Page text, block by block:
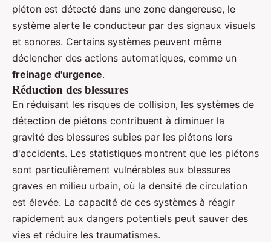
piéton est détecté dans une zone dangereuse, le
système alerte le conducteur par des signaux visuels
et sonores. Certains systèmes peuvent même
déclencher des actions automatiques, comme un
freinage d'urgence.
Réduction des blessures
En réduisant les risques de collision, les systèmes de
détection de piétons contribuent à diminuer la
gravité des blessures subies par les piétons lors
d'accidents. Les statistiques montrent que les piétons
sont particulièrement vulnérables aux blessures
graves en milieu urbain, où la densité de circulation
est élevée. La capacité de ces systèmes à réagir
rapidement aux dangers potentiels peut sauver des
vies et réduire les traumatismes.